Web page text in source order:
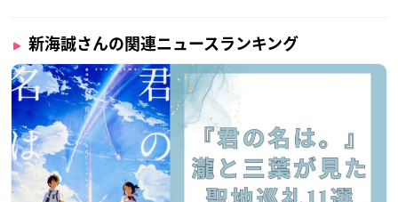
新海誠さんの関連ニュースランキング